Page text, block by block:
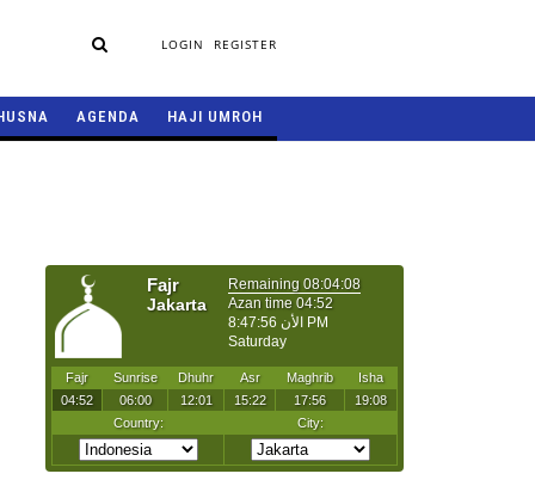
LOGIN REGISTER
AGENDA HAJI UMROH